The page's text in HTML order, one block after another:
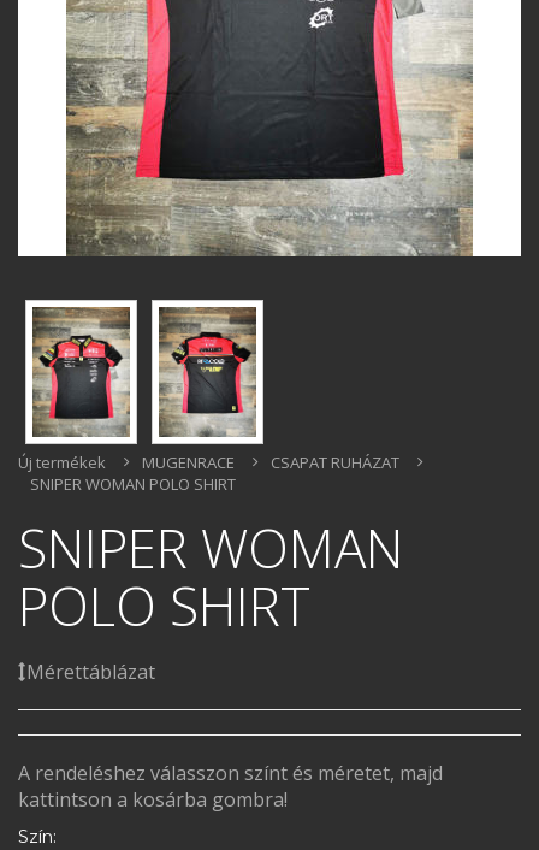
Új termékek MUGENRACE
CSAPAT RUHÁZAT
SNIPER WOMAN POLO SHIRT
SNIPER WOMAN
POLO SHIRT
Mérettáblázat
A rendeléshez válasszon színt és méretet, majd
kattintson a kosárba gombra!
Szín: